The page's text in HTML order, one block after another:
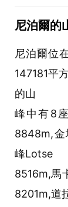
尼泊爾的
尼泊爾位
147181平
的山
峰中有8
8848m,金
峰Lotse
8516m,馬
8201m,道